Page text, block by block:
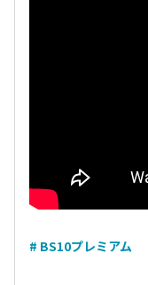
# BS10プレミアム